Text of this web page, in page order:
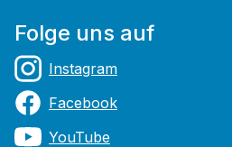
Folge uns auf
Instagram
Facebook
YouTube